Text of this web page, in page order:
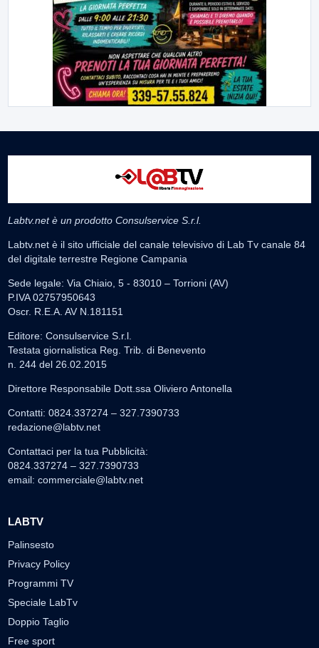
Labtv.net è un prodotto Consulservice S.r.l.
Labtv.net è il sito ufficiale del canale televisivo di Lab Tv canale 84
del digitale terrestre Regione Campania
Sede legale: Via Chiaio, 5 - 83010 – Torrioni (AV)
P.IVA 02757950643
Oscr. R.E.A. AV N.181151
Editore: Consulservice S.r.l.
Direttore Responsabile Dott.ssa Oliviero Antonella
Contatti: 0824.337274 – 327.7390733
redazione@labtv.net
Contattaci per la tua Pubblicità:
0824.337274 – 327.7390733
email:
commerciale@labtv.net